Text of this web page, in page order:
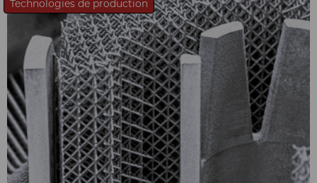
Technologies de production